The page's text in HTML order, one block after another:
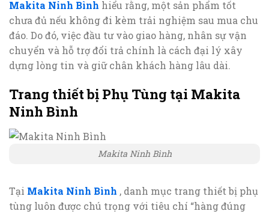
Makita Ninh Bình hiểu rằng, một sản phẩm tốt
chưa đủ nếu không đi kèm trải nghiệm sau mua chu
đáo. Do đó, việc đầu tư vào giao hàng, nhân sự vận
chuyển và hỗ trợ đổi trả chính là cách đại lý xây
dựng lòng tin và giữ chân khách hàng lâu dài.
Trang thiết bị Phụ Tùng tại Makita
Ninh Bình
Makita Ninh Bình
Tại Makita Ninh Bình , danh mục trang thiết bị phụ
tùng luôn được chú trọng với tiêu chí “hàng đúng